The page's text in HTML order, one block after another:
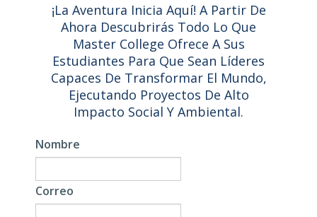
¡La Aventura Inicia Aquí! A Partir De
Ahora Descubrirás Todo Lo Que
Master College Ofrece A Sus
Estudiantes Para Que Sean Líderes
Capaces De Transformar El Mundo,
Ejecutando Proyectos De Alto
Impacto Social Y Ambiental.
Nombre
Correo